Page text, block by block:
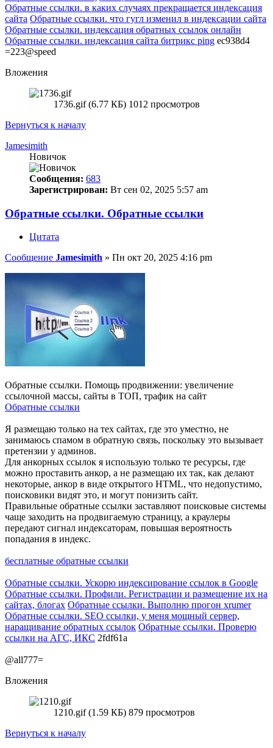
Обратные ссылки. в каких случаях прекращается индексация
сайта Обратные ссылки. что гугл изменил в индексации сайта
Обратные ссылки. индексация обратных ссылок онлайн
Обратные ссылки. индексация сайта битрикс ping ec938d4
=223@speed
Вложения
1736.gif (6.77 КБ) 1012 просмотров
Вернуться к началу
Jamesimith
Новичок
Сообщения: 683
Зарегистрирован: Вт сен 02, 2025 5:57 am
Обратные ссылки. Обратные ссылки
Цитата
Сообщение Jamesimith » Пн окт 20, 2025 4:16 pm
Обратные ссылки. Помощь продвижении: увеличение
ссылочной массы, сайты в ТОП, трафик на сайт
Обратные ссылки
Я размещаю только на тех сайтах, где это уместно, не
занимаюсь спамом в обратную связь, поскольку это вызывает
претензии у админов.
Для анкорных ссылок я использую только те ресурсы, где
можно проставить анкор, а не размещаю их так, как делают
некоторые, анкор в виде открытого HTML, что недопустимо,
поисковики видят это, и могут понизить сайт.
Правильные обратные ссылки заставляют поисковые системы
чаще заходить на продвигаемую страницу, а краулеры
передают сигнал индексаторам, повышая вероятность
попадания в индекс.
бесплатные обратные ссылки
Обратные ссылки. Ускорю индексирование ссылок в Google
Обратные ссылки. Профили. Регистрации и размещение их на
сайтах, блогах Обратные ссылки. Выполню прогон xrumer
Обратные ссылки. SEO ссылки, у меня мощный сервер,
наращивание обратных ссылок Обратные ссылки. Проверю
ссылки на АГС, ИКС 2fdf61a
@all777=
Вложения
1210.gif (1.59 КБ) 879 просмотров
Вернуться к началу